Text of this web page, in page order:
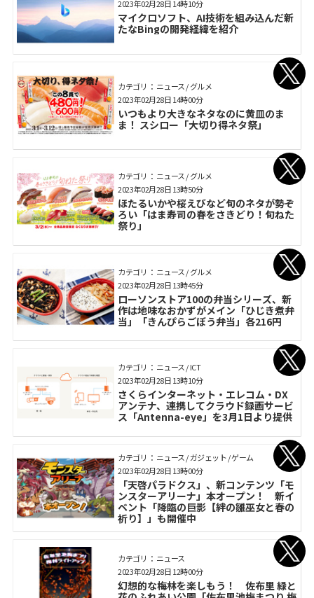
マイクロソフト、AI技術を組み込んだ新
たなBingの開発経緯を紹介
2023年02月28日 14時10分
カテゴリ： ニュース / グルメ
いつもより大きなネタなのに黄皿のま
ま！ スシロー「大切り得ネタ祭」
2023年02月28日 14時00分
カテゴリ： ニュース / グルメ
ほたるいかや桜えびなど旬のネタが勢ぞ
ろい「はま寿司の春をさきどり！旬ねた
祭り」
2023年02月28日 13時50分
カテゴリ： ニュース / グルメ
ローソンストア100の弁当シリーズ、新
作は地味なおかずがメイン「ひじき煮弁
当」「きんぴらごぼう弁当」各216円
2023年02月28日 13時45分
カテゴリ： ニュース / ICT
さくらインターネット・エレコム・DX
アンテナ、連携してクラウド録画サービ
ス「Antenna-eye」を3月1日より提供
2023年02月28日 13時10分
カテゴリ： ニュース / ガジェット / ゲーム
「天啓パラドクス」、新コンテンツ「モ
ンスターアリーナ」本オープン！ 新イ
ベント「降臨の巨影【絆の雛巫女と春の
祈り】」も開催中
2023年02月28日 13時00分
カテゴリ： ニュース
幻想的な梅林を楽しもう！ 佐布里 緑と
2023年02月28日 12時00分